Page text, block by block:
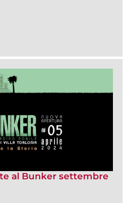
al Bunker settembre